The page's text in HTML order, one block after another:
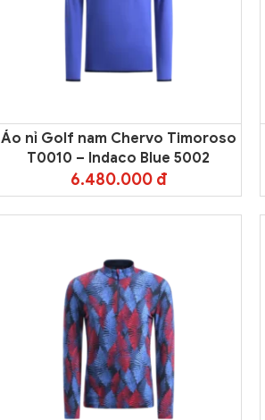
Áo nỉ Golf nam Chervo Timoroso
T0010 – Indaco Blue 5002
6.480.000 đ